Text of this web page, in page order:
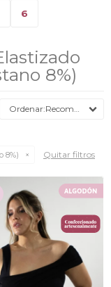
6
8%)
Recomendados
8%) Quitar filtros